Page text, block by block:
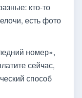
кто-то
есть фото
номер»,
сейчас,
способ